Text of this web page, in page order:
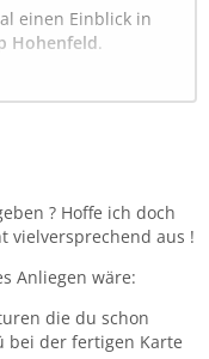
einen Einblick in
Hohenfeld.
ist der Hauptort
der Region.
dort entlang.
Raum inspiriert
. Wälder,
abgeändert. Der
eine Mischung aus
? Hoffe ich doch
vielversprechend aus !
Anliegen wäre:
die du schon
bei der fertigen Karte